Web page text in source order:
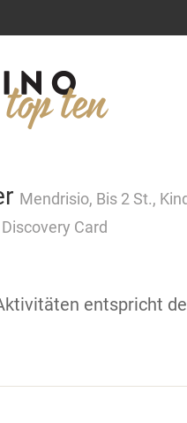
Mendrisio, Bis 2 St.,
Card
entspricht